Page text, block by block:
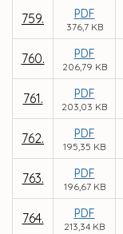
759. PDF
376,7 KB
760. PDF
206,79 KB
761. PDF
203,03 KB
762. PDF
195,35 KB
763. PDF
196,67 KB
764. PDF
213,34 KB